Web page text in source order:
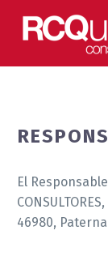
El
46980, Paterna